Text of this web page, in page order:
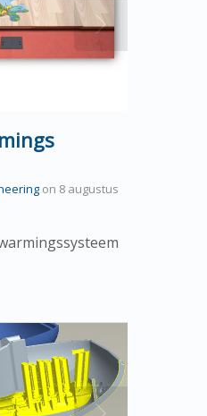
on 8 augustus